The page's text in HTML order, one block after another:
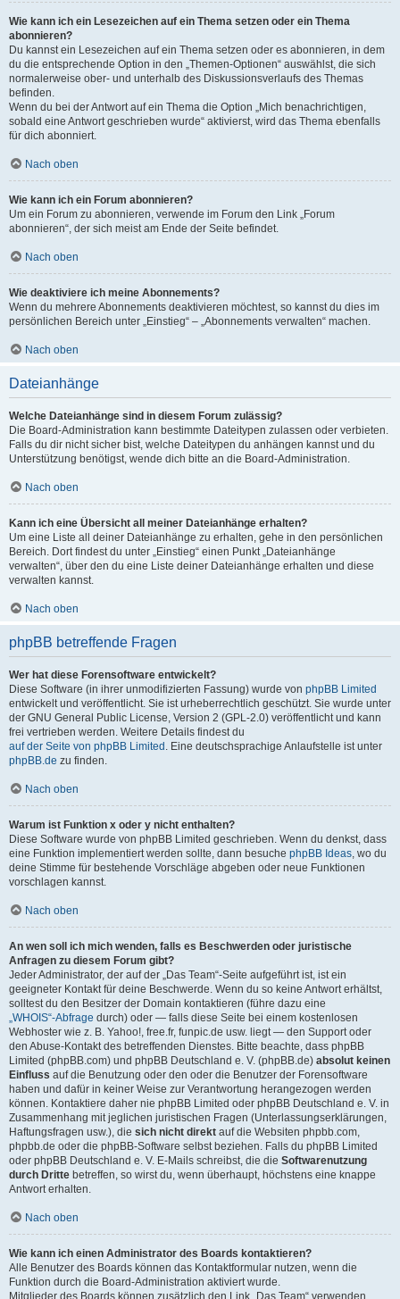
Wie kann ich ein Lesezeichen auf ein Thema setzen oder ein Thema
abonnieren?
Du kannst ein Lesezeichen auf ein Thema setzen oder es abonnieren, in dem
du die entsprechende Option in den „Themen-Optionen“ auswählst, die sich
normalerweise ober- und unterhalb des Diskussionsverlaufs des Themas
befinden.
Wenn du bei der Antwort auf ein Thema die Option „Mich benachrichtigen,
sobald eine Antwort geschrieben wurde“ aktivierst, wird das Thema ebenfalls
für dich abonniert.
Nach oben
Wie kann ich ein Forum abonnieren?
Um ein Forum zu abonnieren, verwende im Forum den Link „Forum
abonnieren“, der sich meist am Ende der Seite befindet.
Nach oben
Wie deaktiviere ich meine Abonnements?
Wenn du mehrere Abonnements deaktivieren möchtest, so kannst du dies im
persönlichen Bereich unter „Einstieg“ – „Abonnements verwalten“ machen.
Nach oben
Dateianhänge
Welche Dateianhänge sind in diesem Forum zulässig?
Die Board-Administration kann bestimmte Dateitypen zulassen oder verbieten.
Falls du dir nicht sicher bist, welche Dateitypen du anhängen kannst und du
Unterstützung benötigst, wende dich bitte an die Board-Administration.
Nach oben
Kann ich eine Übersicht all meiner Dateianhänge erhalten?
Um eine Liste all deiner Dateianhänge zu erhalten, gehe in den persönlichen
Bereich. Dort findest du unter „Einstieg“ einen Punkt „Dateianhänge
verwalten“, über den du eine Liste deiner Dateianhänge erhalten und diese
verwalten kannst.
Nach oben
phpBB betreffende Fragen
Wer hat diese Forensoftware entwickelt?
Diese Software (in ihrer unmodifizierten Fassung) wurde von phpBB Limited
entwickelt und veröffentlicht. Sie ist urheberrechtlich geschützt. Sie wurde unter
der GNU General Public License, Version 2 (GPL-2.0) veröffentlicht und kann
frei vertrieben werden. Weitere Details findest du
auf der Seite von phpBB Limited . Eine deutschsprachige Anlaufstelle ist unter
phpBB.de zu finden.
Nach oben
Warum ist Funktion x oder y nicht enthalten?
Diese Software wurde von phpBB Limited geschrieben. Wenn du denkst, dass
eine Funktion implementiert werden sollte, dann besuche phpBB Ideas, wo du
deine Stimme für bestehende Vorschläge abgeben oder neue Funktionen
vorschlagen kannst.
Nach oben
An wen soll ich mich wenden, falls es Beschwerden oder juristische
Anfragen zu diesem Forum gibt?
Jeder Administrator, der auf der „Das Team“-Seite aufgeführt ist, ist ein
geeigneter Kontakt für deine Beschwerde. Wenn du so keine Antwort erhältst,
solltest du den Besitzer der Domain kontaktieren (führe dazu eine
„WHOIS“-Abfrage durch) oder — falls diese Seite bei einem kostenlosen
Webhoster wie z. B. Yahoo!, free.fr, funpic.de usw. liegt — den Support oder
den Abuse-Kontakt des betreffenden Dienstes. Bitte beachte, dass phpBB
Limited (phpBB.com) und phpBB Deutschland e. V. (phpBB.de) absolut keinen
Einfluss auf die Benutzung oder den oder die Benutzer der Forensoftware
haben und dafür in keiner Weise zur Verantwortung herangezogen werden
können. Kontaktiere daher nie phpBB Limited oder phpBB Deutschland e. V. in
Zusammenhang mit jeglichen juristischen Fragen (Unterlassungserklärungen,
Haftungsfragen usw.), die sich nicht direkt auf die Websiten phpbb.com,
phpbb.de oder die phpBB-Software selbst beziehen. Falls du phpBB Limited
oder phpBB Deutschland e. V. E-Mails schreibst, die die Softwarenutzung
durch Dritte betreffen, so wirst du, wenn überhaupt, höchstens eine knappe
Antwort erhalten.
Nach oben
Wie kann ich einen Administrator des Boards kontaktieren?
Alle Benutzer des Boards können das Kontaktformular nutzen, wenn die
Funktion durch die Board-Administration aktiviert wurde.
Mitglieder des Boards können zusätzlich den Link „Das Team“ verwenden.